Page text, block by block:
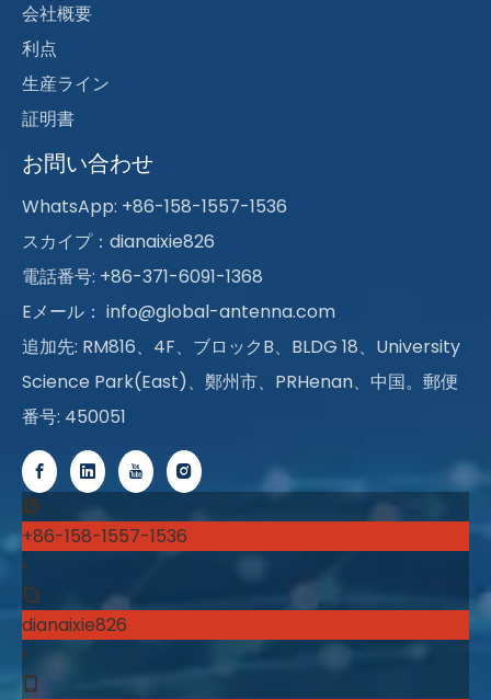
会社概要
利点
生産ライン
証明書
お問い合わせ
WhatsApp: +86-158-1557-1536
スカイプ：dianaixie826
電話番号: +86-371-6091-1368
Eメール： info@global-antenna.com
追加先: RM816、4F、ブロックB、BLDG 18、University
Science Park(East)、鄭州市、PRHenan、中国。郵便
番号: 450051
+86-158-1557-1536
dianaixie826